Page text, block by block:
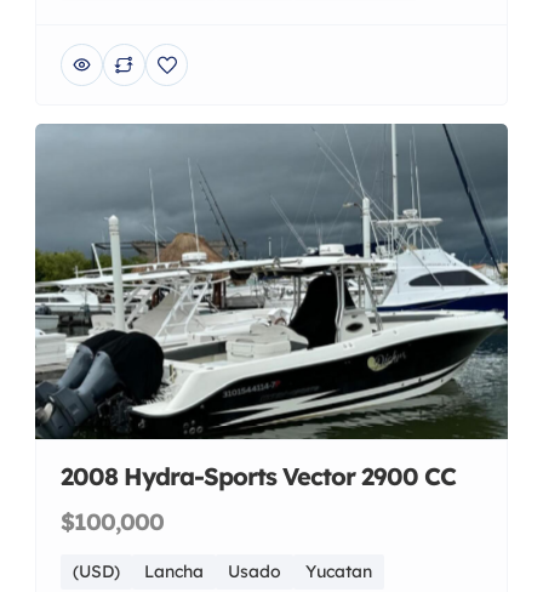
2008 Hydra-Sports Vector 2900 CC
$100,000
(USD) Lancha Usado Yucatan